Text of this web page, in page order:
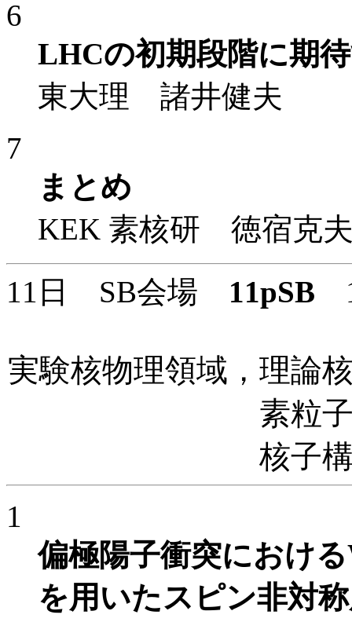
6
LHCの初期段階に期
東大理 諸井健夫
7
まとめ
KEK 素核研 徳宿克
11日 SB会場 11pSB
実験核物理領域，理論
素粒
核子
1
偏極陽子衝突におけ
を用いたスピン非対